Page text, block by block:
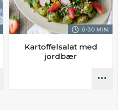
0-30 MIN.
Kartoffelsalat med
jordbær